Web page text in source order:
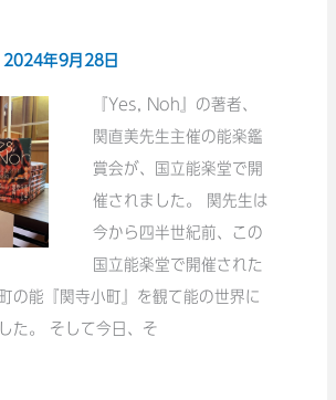
2024年9月28日
『Yes, Noh』の著者、
関直美先生主催の能楽鑑
賞会が、国立能楽堂で開
催されました。 関先生は
今から四半世紀前、この
国立能楽堂で開催された
の能『関寺小町』を観て能の世界に
た。 そして今日、そ